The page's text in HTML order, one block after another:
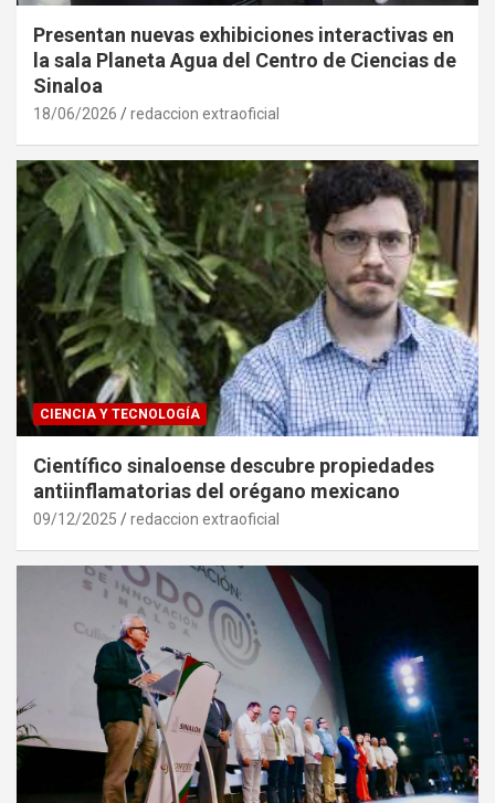
Presentan nuevas exhibiciones interactivas en
la sala Planeta Agua del Centro de Ciencias de
Sinaloa
18/06/2026 redaccion extraoficial
CIENCIA Y TECNOLOGÍA
Científico sinaloense descubre propiedades
antiinflamatorias del orégano mexicano
09/12/2025 redaccion extraoficial